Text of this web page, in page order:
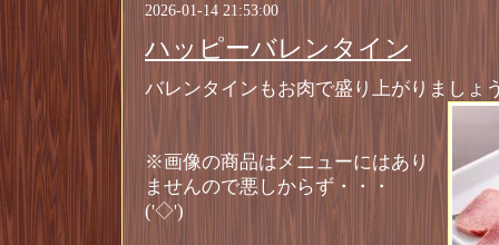
2026-01-14 21:53:00
ハッピーバレンタイン
バレンタインもお肉で盛り上がりましょ
※画像の商品はメニューにはあり
ませんので悪しからず・・・
('◇')ゞ